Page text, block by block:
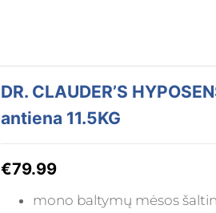
DR. CLAUDER’S
antiena 11.5KG
€79.99
mono baltymų mėsos